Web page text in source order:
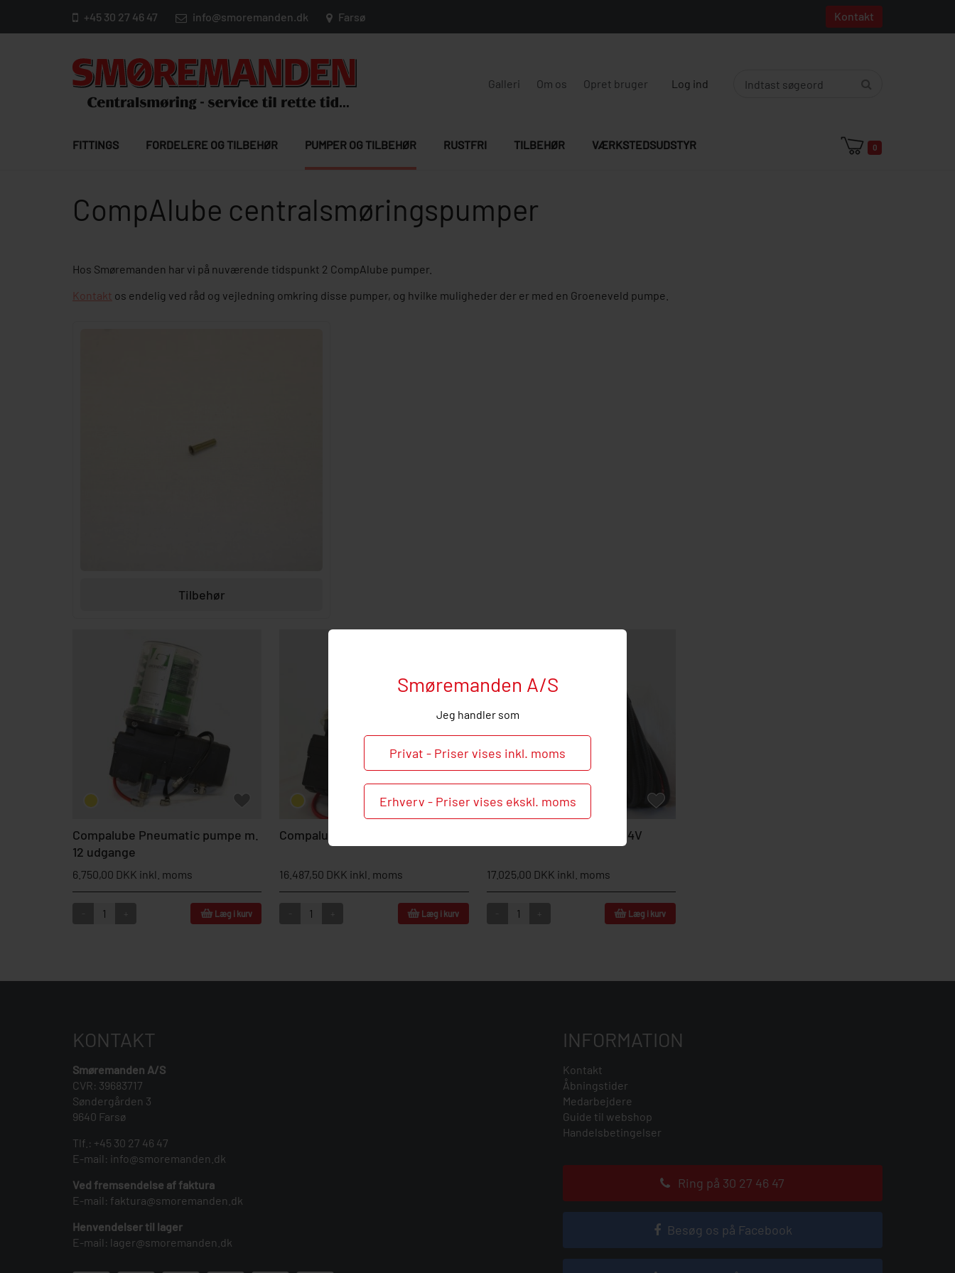
Smøremanden A/S
Jeg handler som
Privat - Priser vises inkl. moms
Erhverv - Priser vises ekskl. moms
+45 30 27 46 47 info@smoremanden.dk Farsø Kontakt
Galleri Om os Opret bruger Log ind
FITTINGS FORDELERE OG TILBEHØR PUMPER OG TILBEHØR RUSTFRI TILBEHØR VÆRKSTEDSUDSTYR 0
CompAlube centralsmøringspumper
Hos Smøremanden har vi på nuværende tidspunkt 2 CompAlube pumper.
Kontakt os endelig ved råd og vejledning omkring disse pumper, og hvilke muligheder der er med en Groeneveld pumpe.
Tilbehør
Compalube Pneumatic pumpe m.
12 udgange
6.750,00 DKK inkl. moms
Læg i kurv
Compalube PN-ET 24V
16.487,50 DKK inkl. moms
Læg i kurv
Groeneveld Compalube 24V
17.025,00 DKK inkl. moms
Læg i kurv
KONTAKT
Smøremanden A/S
CVR: 39683717
Søndergården 3
9640 Farsø
Tlf.: +45 30 27 46 47
E-mail: info@smoremanden.dk
Ved fremsendelse af faktura
E-mail: faktura@smoremanden.dk
Henvendelser til lager
E-mail: lager@smoremanden.dk
INFORMATION
Kontakt
Åbningstider
Medarbejdere
Guide til webshop
Handelsbetingelser
Ring på 30 27 46 47
Besøg os på Facebook